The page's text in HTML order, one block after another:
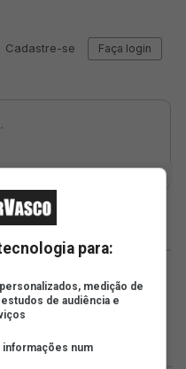
para:
medição de
de audiência e
informações num